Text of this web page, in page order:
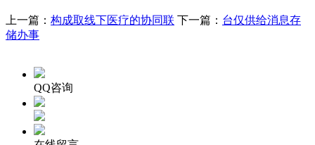
上一篇： 构成取线下医疗的协同联 下一篇： 台仅供给消息存
储办事
QQ咨询